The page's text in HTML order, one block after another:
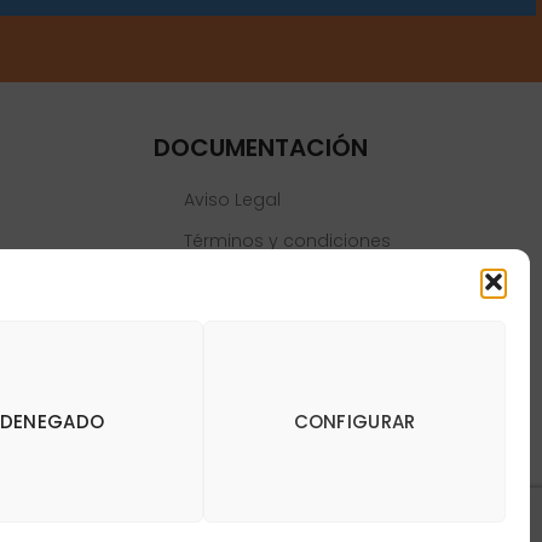
DENEGADO CONFIGURAR
DOCUMENTACIÓN
Aviso Legal
Términos y condiciones